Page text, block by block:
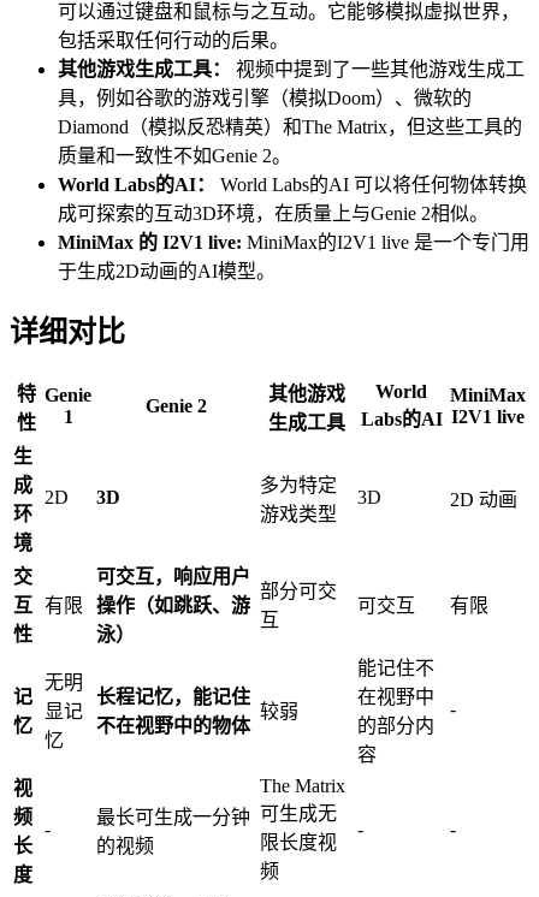
可以通过键盘和鼠标与之互动。它能够模拟虚拟世界，
包括采取任何行动的后果。
其他游戏生成工具：
视频中提到了一些其他游戏生成工
具，例如谷歌的游戏引擎（模拟Doom）、微软的
Diamond（模拟反恐精英）和The Matrix，但这些工具的
质量和一致性不如Genie 2。
World Labs的AI：
World Labs的AI 可以将任何物体转换
成可探索的互动3D环境，在质量上与Genie 2相似。
MiniMax 的 I2V1 live: MiniMax的I2V1 live 是一个专门用
于生成2D动画的AI模型。
详细对比
特
性
Genie
1
Genie 2
其他游戏
生成工具
World
Labs的AI
MiniMax
I2V1 live
生
成
环
境
2D 3D
多为特定
游戏类型
3D 2D 动画
交
互
性
有限
可交互，响应用户
操作（如跳跃、游
泳）
部分可交
互
可交互 有限
记
忆
无明
显记
忆
长程记忆，能记住
不在视野中的物体
较弱
能记住不
在视野中
的部分内
容
-
视
频
长
度
-
最长可生成一分钟
的视频
The Matrix
可生成无
限长度视
频
- -